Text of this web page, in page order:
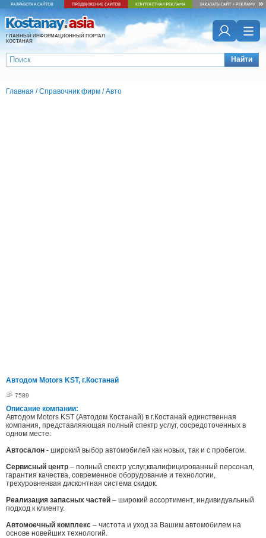
ГЛАВНЫЙ ИНФОРМАЦИОННЫЙ ПОРТАЛ
КОСТАНАЯ
Найти
Главная /Справочник фирм /Авто
Автодом Motors KST, г.Костанай
7589
Описание компании:
Автодом Motors KST (Автодом Костанай) в г.Костанай единственная
компания, представляяющая полный спектр услуг, сосредоточенных в
одном месте:
Автосалон - широкий выбор автомобилей как новых, так и с пробегом.
Сервисный центр – полный спектр услуг,квалифицированный персонал,
гарантия качества, современное оборудование и технологии,
трехуровненвая дисконтная система скидок.
Реализация запасных частей – широкий ассортимент, индивидуальный
подход к клиенту.
Автомоечный комплекс – чистота и уход за Вашим автомобилем на
основе новейших технологий.